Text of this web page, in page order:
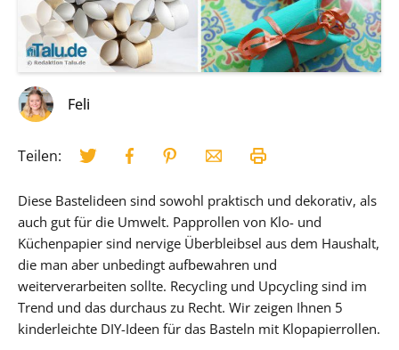
Feli
Teilen:
Diese Bastelideen sind sowohl praktisch und dekorativ, als
auch gut für die Umwelt. Papprollen von Klo- und
Küchenpapier sind nervige Überbleibsel aus dem Haushalt,
die man aber unbedingt aufbewahren und
weiterverarbeiten sollte. Recycling und Upcycling sind im
Trend und das durchaus zu Recht. Wir zeigen Ihnen 5
kinderleichte DIY-Ideen für das Basteln mit Klopapierrollen.